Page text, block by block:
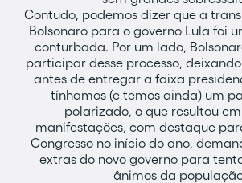
Contudo, podemos dizer que a
Bolsonaro para o governo Lula foi
conturbada. Por um lado,
participar desse processo,
antes de entregar a faixa
tínhamos (e temos ainda) um
polarizado, o que resultou
manifestações, com destaque
Congresso no início do ano,
extras do novo governo para
ânimos da